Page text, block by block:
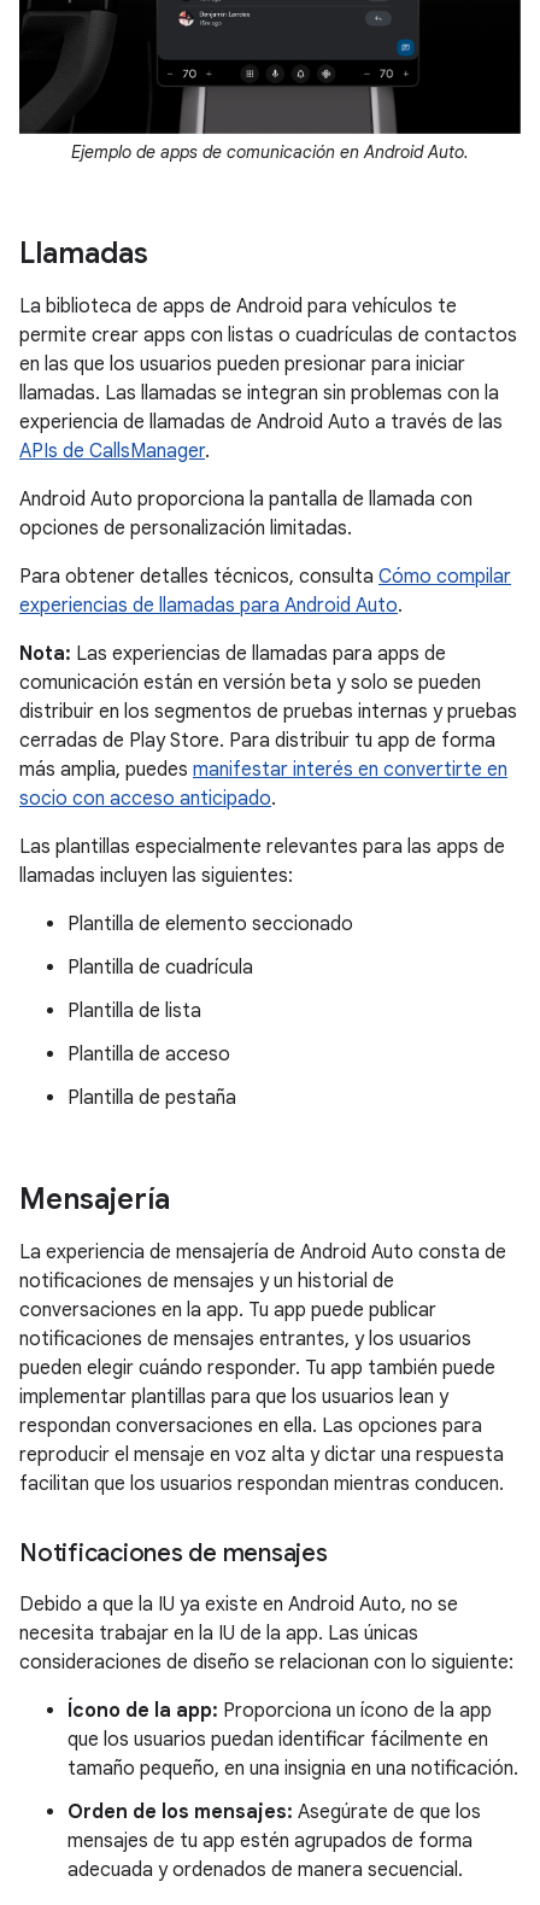
Ejemplo de apps de comunicación en Android Auto.
Llamadas
La biblioteca de apps de Android para vehículos te
permite crear apps con listas o cuadrículas de contactos
en las que los usuarios pueden presionar para iniciar
llamadas. Las llamadas se integran sin problemas con la
experiencia de llamadas de Android Auto a través de las
APIs de CallsManager.
Android Auto proporciona la pantalla de llamada con
opciones de personalización limitadas.
Para obtener detalles técnicos, consulta Cómo compilar
experiencias de llamadas para Android Auto.
Nota: Las experiencias de llamadas para apps de
comunicación están en versión beta y solo se pueden
distribuir en los segmentos de pruebas internas y pruebas
cerradas de Play Store. Para distribuir tu app de forma
más amplia, puedes manifestar interés en convertirte en
socio con acceso anticipado.
Las plantillas especialmente relevantes para las apps de
llamadas incluyen las siguientes:
Plantilla de elemento seccionado
Plantilla de cuadrícula
Plantilla de lista
Plantilla de acceso
Plantilla de pestaña
Mensajería
La experiencia de mensajería de Android Auto consta de
notificaciones de mensajes y un historial de
conversaciones en la app. Tu app puede publicar
notificaciones de mensajes entrantes, y los usuarios
pueden elegir cuándo responder. Tu app también puede
implementar plantillas para que los usuarios lean y
respondan conversaciones en ella. Las opciones para
reproducir el mensaje en voz alta y dictar una respuesta
facilitan que los usuarios respondan mientras conducen.
Notificaciones de mensajes
Debido a que la IU ya existe en Android Auto, no se
necesita trabajar en la IU de la app. Las únicas
consideraciones de diseño se relacionan con lo siguiente:
Ícono de la app: Proporciona un ícono de la app
que los usuarios puedan identificar fácilmente en
tamaño pequeño, en una insignia en una notificación.
Orden de los mensajes: Asegúrate de que los
mensajes de tu app estén agrupados de forma
adecuada y ordenados de manera secuencial.